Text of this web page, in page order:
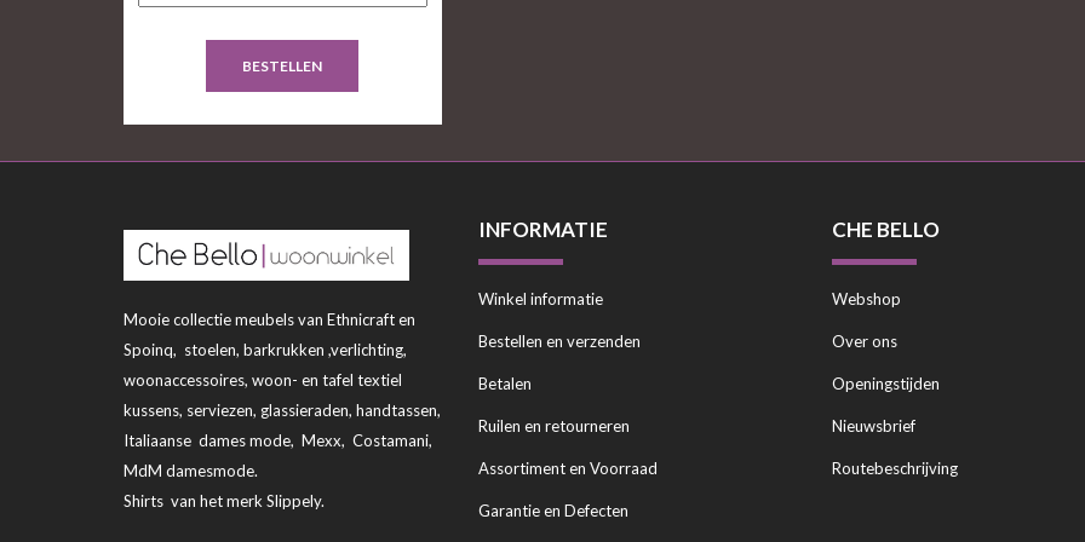
BESTELLEN
Mooie collectie meubels van Ethnicraft en
Spoinq, stoelen, barkrukken ,verlichting,
woonaccessoires, woon- en tafel textiel
kussens, serviezen, glassieraden, handtassen,
Italiaanse dames mode, Mexx, Costamani,
MdM damesmode.
Shirts van het merk Slippely.
INFORMATIE
Winkel informatie
Bestellen en verzenden
Betalen
Ruilen en retourneren
Assortiment en Voorraad
Garantie en Defecten
CHE BELLO
Webshop
Over ons
Openingstijden
Nieuwsbrief
Routebeschrijving